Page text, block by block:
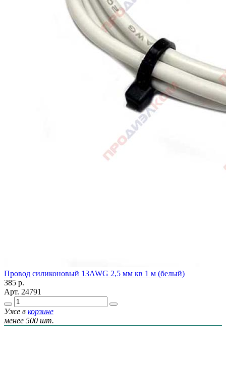
Провод силиконовый 13AWG 2,5 мм кв 1 м (белый)
385 р.
Арт. 24791
Уже в корзине
менее 500 шт.